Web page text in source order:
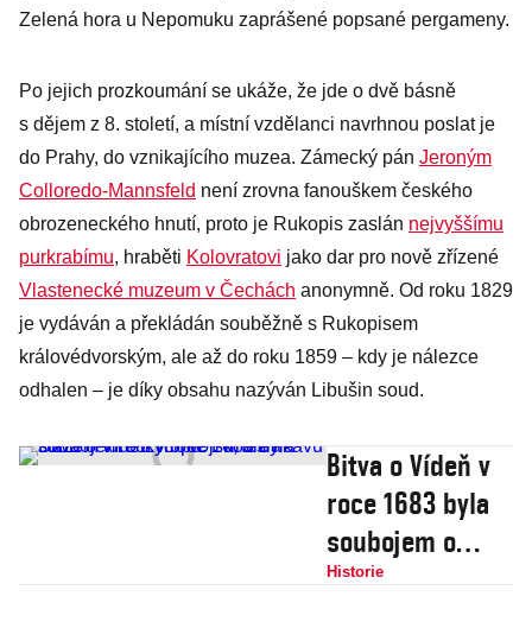
Zelená hora u Nepomuku zaprášené popsané pergameny.
Po jejich prozkoumání se ukáže, že jde o dvě básně
s dějem z 8. století, a místní vzdělanci navrhnou poslat je
do Prahy, do vznikajícího muzea. Zámecký pán Jeroným
Colloredo-Mannsfeld není zrovna fanouškem českého
obrozeneckého hnutí, proto je Rukopis zaslán nejvyššímu
purkrabímu, hraběti Kolovratovi jako dar pro nově zřízené
Vlastenecké muzeum v Čechách anonymně. Od roku 1829
je vydáván a překládán souběžně s Rukopisem
královédvorským, ale až do roku 1859 – kdy je nálezce
odhalen – je díky obsahu nazýván Libušin soud.
Bitva o Vídeň v
roce 1683 byla
soubojem o
Evropu: Přinesla
Historie